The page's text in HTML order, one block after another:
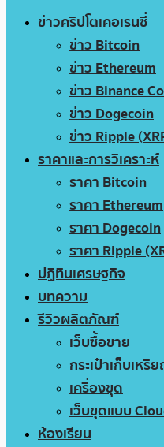
ข่าวคริปโตเคอเรนซี่
ข่าว Bitcoin
ข่าว Ethereum
ข่าว Binance
ข่าว Dogecoin
ข่าว Ripple
ราคาและการวิเคราะห์
ราคา Bitcoin
ราคา Ethereum
ราคา Dogecoin
ราคา Ripple
ปฏิทินเศรษฐกิจ
บทความ
รีวิวผลิตภัณฑ์
เว็บซื้อขาย
กระเป๋าเก็บเหรี
เครื่องขุด
เว็บขุดแบบ
ห้องเรียน